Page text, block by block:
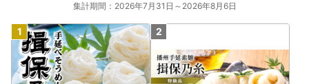
集計期間：2026年7月31日～2026年8月6日